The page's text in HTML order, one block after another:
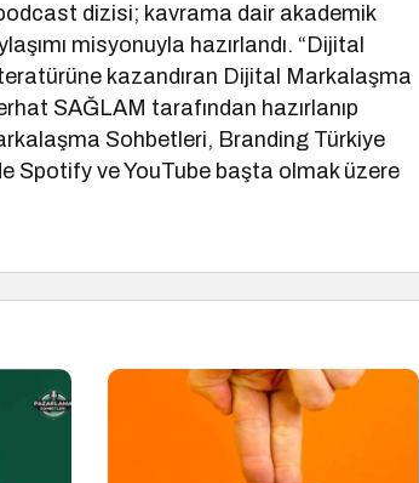
dizisi; kavrama dair akademik
misyonuyla hazırlandı. “Dijital
kazandıran Dijital Markalaşma
SAĞLAM tarafından hazırlanıp
Sohbetleri, Branding Türkiye
Spotify ve YouTube başta olmak üzere